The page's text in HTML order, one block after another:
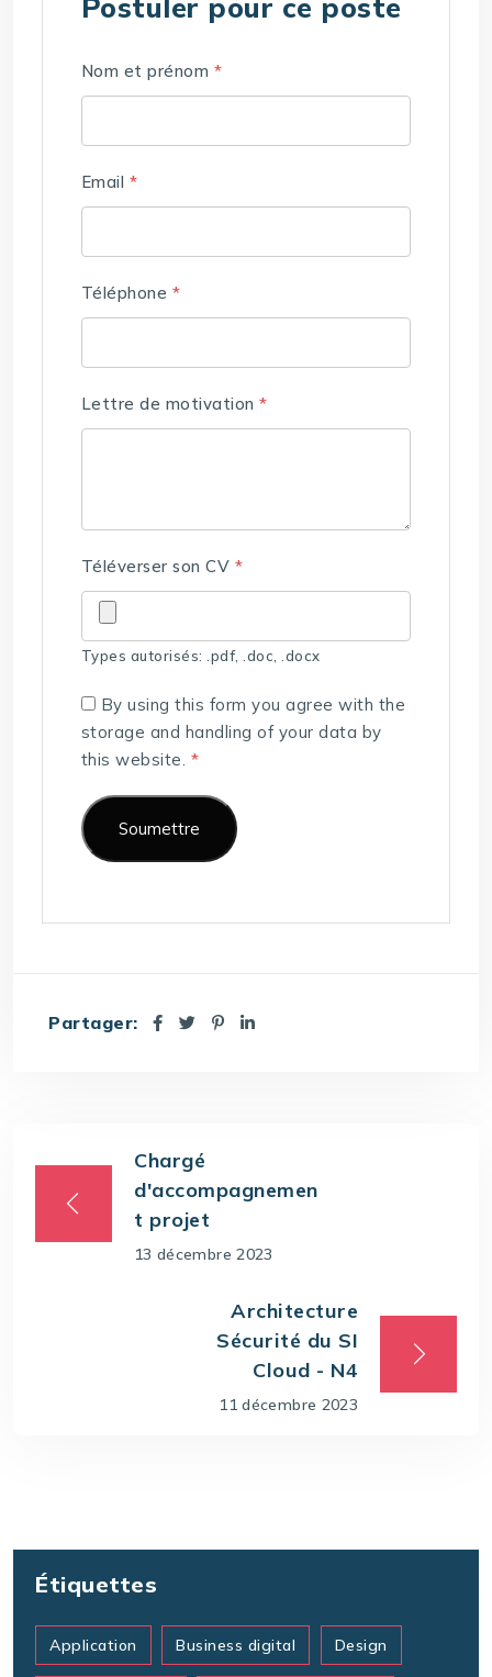
Postuler pour ce poste
Nom et prénom *
Email *
Téléphone *
Lettre de motivation*
Téléverser son CV *
Types autorisés: .pdf, .doc, .docx
By using this form you agree with the
storage and handling of your data by
this website. *
Partager:
Chargé
d'accompagnemen
t projet
13 décembre 2023
Architecture
Sécurité du SI
Cloud - N4
11 décembre 2023
Étiquettes
Application Business digital Design